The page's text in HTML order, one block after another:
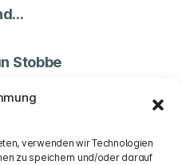
verwenden wir Technologien
zu speichern und/oder darauf
Stobbe